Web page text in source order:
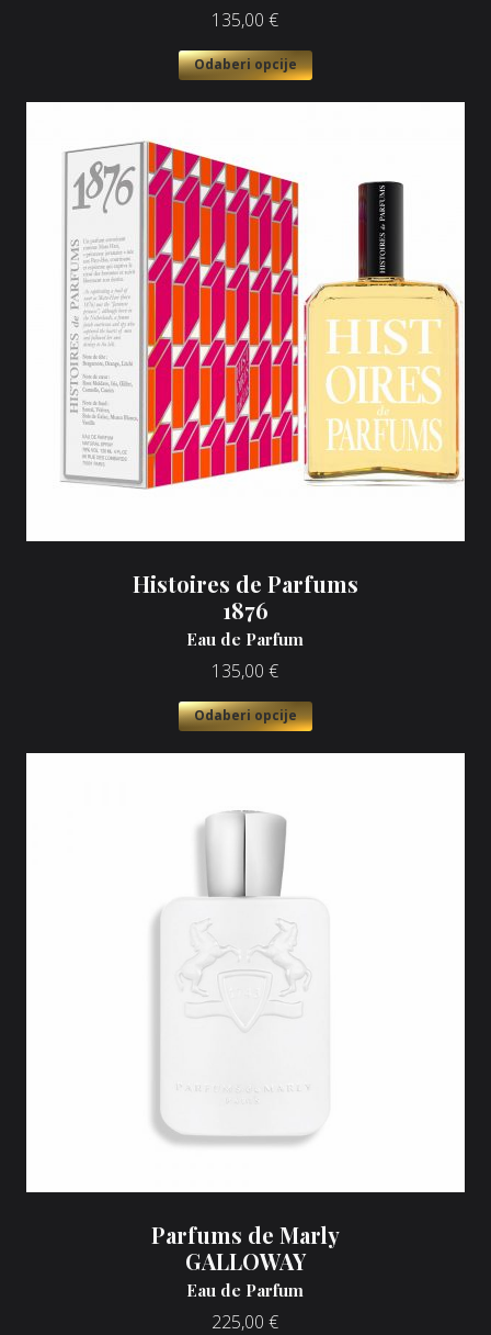
135,00 €
Odaberi opcije
Histoires de Parfums
1876
Eau de Parfum
135,00 €
Odaberi opcije
Parfums de Marly
GALLOWAY
Eau de Parfum
225,00 €